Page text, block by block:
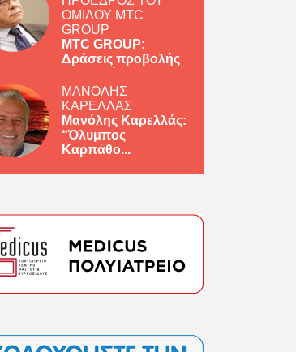
ΟΜΙΛΟΥ MTC
GROUP
MTC GROUP:
Δράσεις προβολής
ΜΑΝΟΛΗΣ
ΚΑΡΕΛΛΑΣ
Μανόλης Καρελλάς:
“Όλυμπος
Καρπάθο...